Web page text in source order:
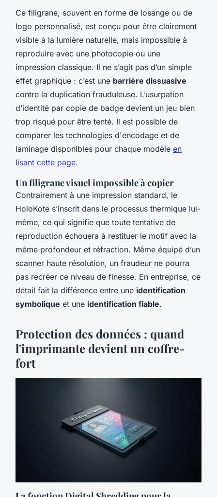
Ce filigrane, souvent en forme de losange ou de
logo personnalisé, est conçu pour être clairement
visible à la lumière naturelle, mais impossible à
reproduire avec une photocopie ou une
impression classique. Il ne s’agit pas d’un simple
effet graphique : c’est une barrière dissuasive
contre la duplication frauduleuse. L’usurpation
d’identité par copie de badge devient un jeu bien
trop risqué pour être tenté. Il est possible de
comparer les technologies d'encodage et de
laminage disponibles pour chaque modèle en
lisant cette page.
Un filigrane visuel impossible à copier
Contrairement à une impression standard, le
HoloKote s’inscrit dans le processus thermique lui-
même, ce qui signifie que toute tentative de
reproduction échouera à restituer le motif avec la
même profondeur et réfraction. Même équipé d’un
scanner haute résolution, un fraudeur ne pourra
pas recréer ce niveau de finesse. En entreprise, ce
détail fait la différence entre une identification
symbolique et une identification fiable.
Protection des données : quand
l'imprimante devient un coffre-
fort